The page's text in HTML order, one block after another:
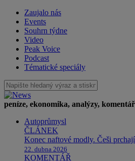
Zaujalo nás
Events
Souhrn týdne
Video
Peak Voice
Podcast
Tématické speciály
peníze, ekonomika, analýzy,
Autoprůmysl
ČLÁNEK
Konec naftové modly. Češi
22. dubna 2026
KOMENTÁŘ